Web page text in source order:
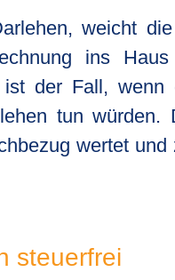
weicht
ins
der Fall,
tun
wertet
steuerfrei